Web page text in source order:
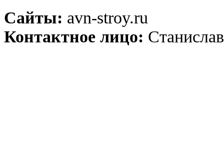
Сайты: avn-stroy.ru
Контактное лицо: Станислав